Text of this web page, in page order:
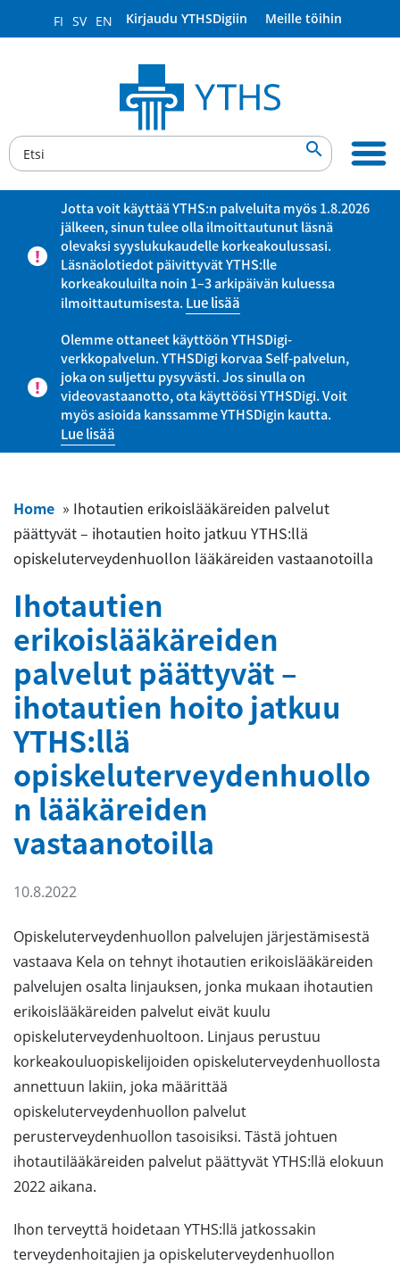
FI SV EN Kirjaudu YTHSDigiin Meille töihin

Jotta voit käyttää YTHS:n palveluita myös 1.8.2026
jälkeen, sinun tulee olla ilmoittautunut läsnä
olevaksi syyslukukaudelle korkeakoulussasi.
Läsnäolotiedot päivittyvät YTHS:lle
korkeakouluilta noin 1–3 arkipäivän kuluessa
ilmoittautumisesta.Lue lisää
Olemme ottaneet käyttöön YTHSDigi-
verkkopalvelun. YTHSDigi korvaa Self-palvelun,
joka on suljettu pysyvästi. Jos sinulla on
videovastaanotto, ota käyttöösi YTHSDigi. Voit
myös asioida kanssamme YTHSDigin kautta.
Lue lisää
Home » Ihotautien erikoislääkäreiden palvelut
päättyvät – ihotautien hoito jatkuu YTHS:llä
opiskeluterveydenhuollon lääkäreiden vastaanotoilla
Ihotautien
erikoislääkäreiden
palvelut päättyvät –
ihotautien hoito jatkuu
YTHS:llä
opiskeluterveydenhuollo
n lääkäreiden
vastaanotoilla
10.8.2022
Opiskeluterveydenhuollon palvelujen järjestämisestä
vastaava Kela on tehnyt ihotautien erikoislääkäreiden
palvelujen osalta linjauksen, jonka mukaan ihotautien
erikoislääkäreiden palvelut eivät kuulu
opiskeluterveydenhuoltoon. Linjaus perustuu
korkeakouluopiskelijoiden opiskeluterveydenhuollosta
annettuun lakiin, joka määrittää
opiskeluterveydenhuollon palvelut
perusterveydenhuollon tasoisiksi. Tästä johtuen
ihotautilääkäreiden palvelut päättyvät YTHS:llä elokuun
2022 aikana.
Ihon terveyttä hoidetaan YTHS:llä jatkossakin
terveydenhoitajien ja opiskeluterveydenhuollon